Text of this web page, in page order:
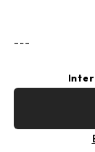
---